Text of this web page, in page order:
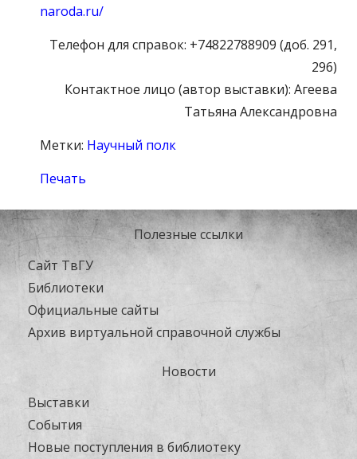
naroda.ru/
Телефон для справок: +74822788909 (доб. 291,
296)
Контактное лицо (автор выставки): Агеева
Татьяна Александровна
Метки: Научный полк
Печать
Полезные ссылки
Сайт ТвГУ
Библиотеки
Официальные сайты
Архив виртуальной справочной службы
Новости
Выставки
События
Новые поступления в библиотеку